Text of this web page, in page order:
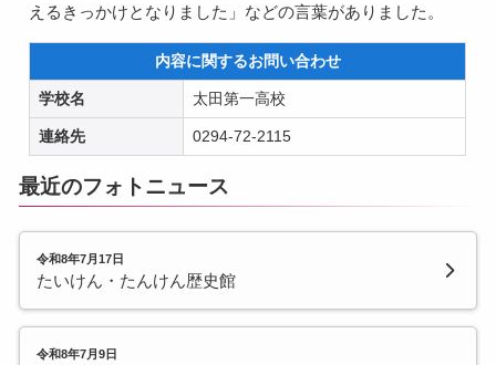
えるきっかけとなりました」などの言葉がありました。
内容に関するお問い合わせ
学校名 太田第一高校
連絡先 0294-72-2115
最近のフォトニュース
令和8年7月17日
たいけん・たんけん歴史館
令和8年7月9日